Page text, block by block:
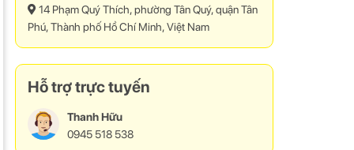
14 Phạm Quý Thích, phường Tân Quý, quận Tân
Phú, Thành phố Hồ Chí Minh, Việt Nam
Hỗ trợ trực tuyến
Thanh Hữu
0945 518 538